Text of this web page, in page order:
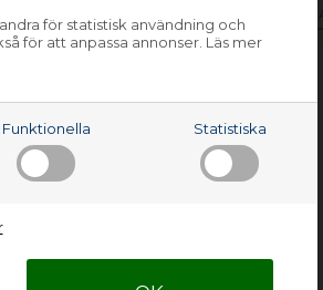
för statistisk användning och
för att anpassa annonser. Läs mer
Funktionella Statistiska